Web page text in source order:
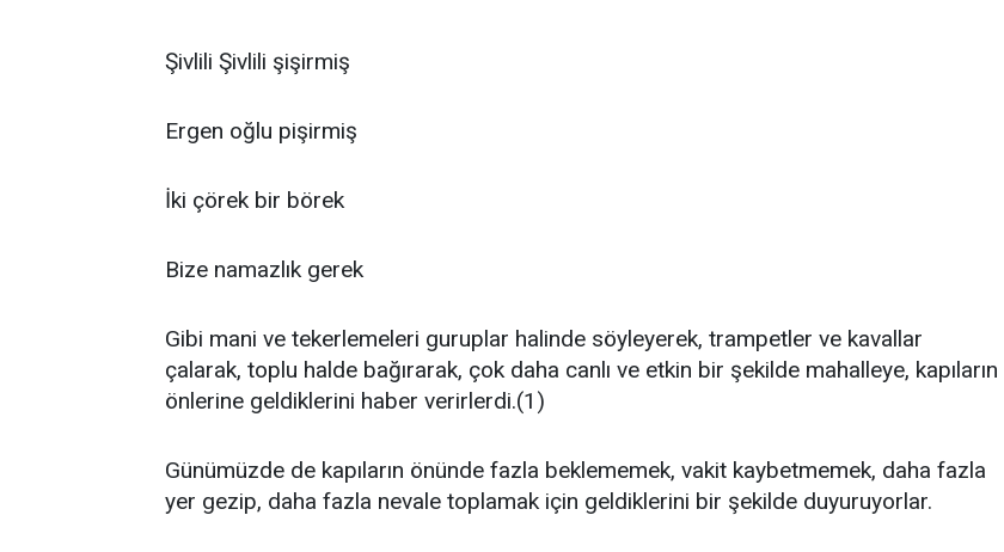
Şivlili Şivlili şişirmiş
Ergen oğlu pişirmiş
İki çörek bir börek
Bize namazlık gerek
Gibi mani ve tekerlemeleri guruplar halinde söyleyerek, trampetler ve kavallar
çalarak, toplu halde bağırarak, çok daha canlı ve etkin bir şekilde mahalleye, kapıların
önlerine geldiklerini haber verirlerdi.(1)
Günümüzde de kapıların önünde fazla beklememek, vakit kaybetmemek, daha fazla
yer gezip, daha fazla nevale toplamak için geldiklerini bir şekilde duyuruyorlar.